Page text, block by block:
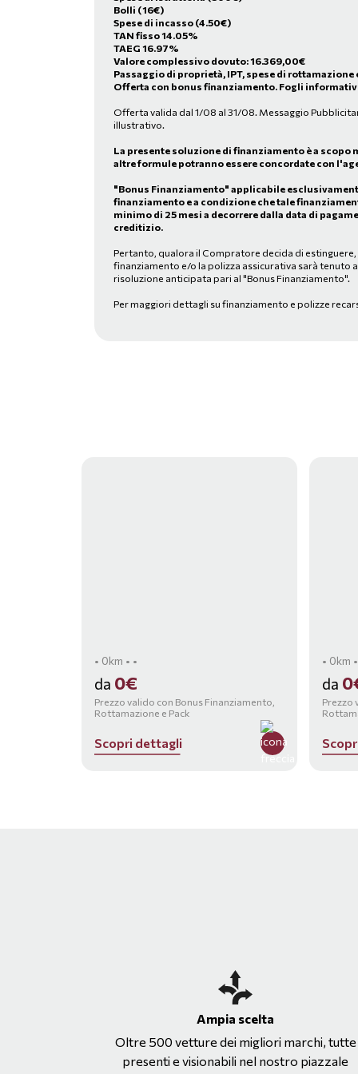
Bolli (16€)
Spese di incasso (4.50€)
TAN fisso 14.05%
TAEG 16.97%
Valore complessivo dovuto:16.369,00€
Passaggio di proprietà, IPT, spese di
Offerta con bonus finanziamento. Fogli
Offerta valida dal 1/08 al 31/08. Messaggio
illustrativo.
La presente soluzione di finanziamento è a
altre formule potranno essere concordate con
"Bonus Finanziamento" applicabile
finanziamento e a condizione che tale
minimo di 25 mesi a decorrere dalla data di
creditizio.
Pertanto, qualora il Compratore decida di
finanziamento e/o la polizza assicurativa sarà tenuto
risoluzione anticipata pari al "Bonus Finanziamento".
Per maggiori dettagli su finanziamento e polizze
• 0km • •
da 0€
Prezzo valido con Bonus Finanziamento,
Rottamazione e Pack
Scopri dettagli
• 0km
da
Prezzo
Scopr
Ampia scelta
Oltre 500 vetture dei migliori marchi, tutte
presenti e visionabili nel nostro piazzale